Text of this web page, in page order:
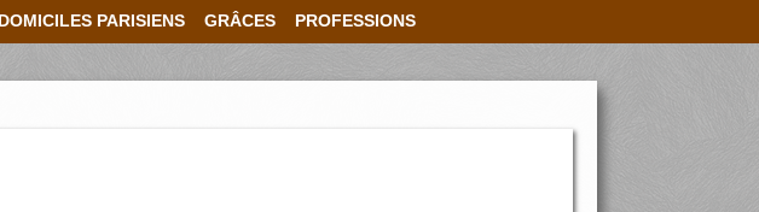
DOMICILES PARISIENS GRÂCES PROFESSIONS